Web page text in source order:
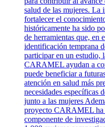
salud de las mujeres.
fortalecer el
históricamente ha sido
de herramientas que, en
identificación temprana
participar en un estudio,
CARAMEL ayudan a
puede beneficiar a
atención en salud más
necesidades específicas
junto a las mujeres
proyecto CARAMEL ha
componente de